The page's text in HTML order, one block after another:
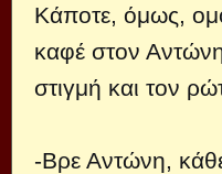
Κάποτε, όμως,
καφέ στον
στιγμή και τον
-Βρε Αντώνη,